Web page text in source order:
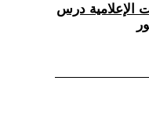
الإعلامية درس